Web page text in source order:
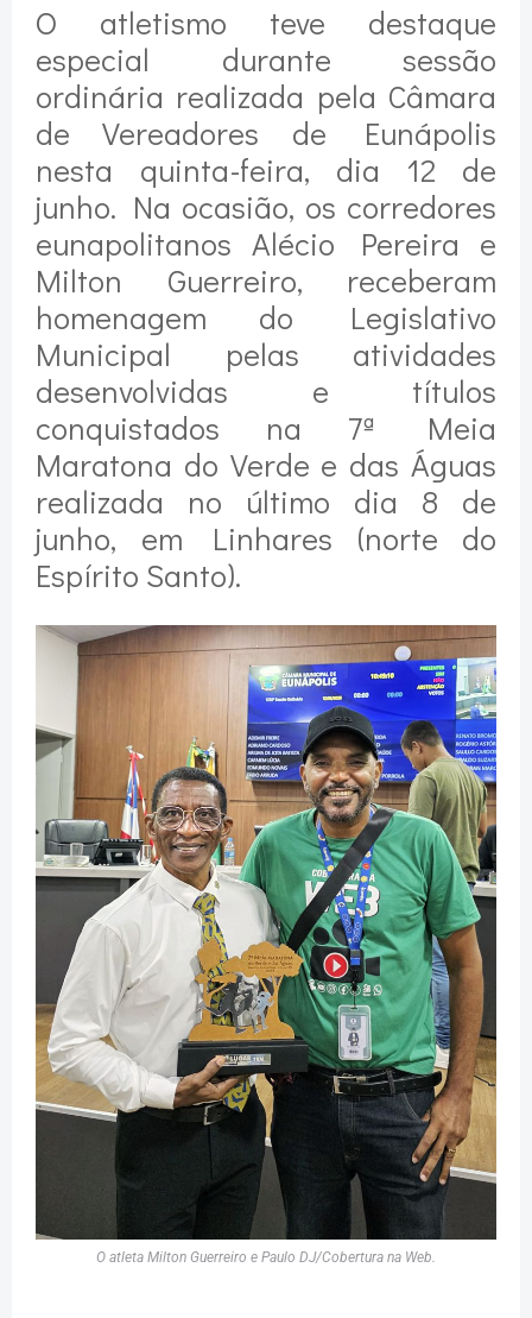
O atletismo teve destaque
especial durante sessão
ordinária realizada pela Câmara
de Vereadores de Eunápolis
nesta quinta-feira, dia 12 de
junho. Na ocasião, os corredores
eunapolitanos Alécio Pereira e
Milton Guerreiro, receberam
homenagem do Legislativo
Municipal pelas atividades
desenvolvidas e títulos
conquistados na 7ª Meia
Maratona do Verde e das Águas
realizada no último dia 8 de
junho, em Linhares (norte do
Espírito Santo).
O atleta Milton Guerreiro e Paulo DJ/Cobertura na Web.